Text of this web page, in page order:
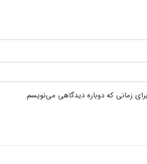
زمانی که دوباره دیدگاهی می‌نویسم.